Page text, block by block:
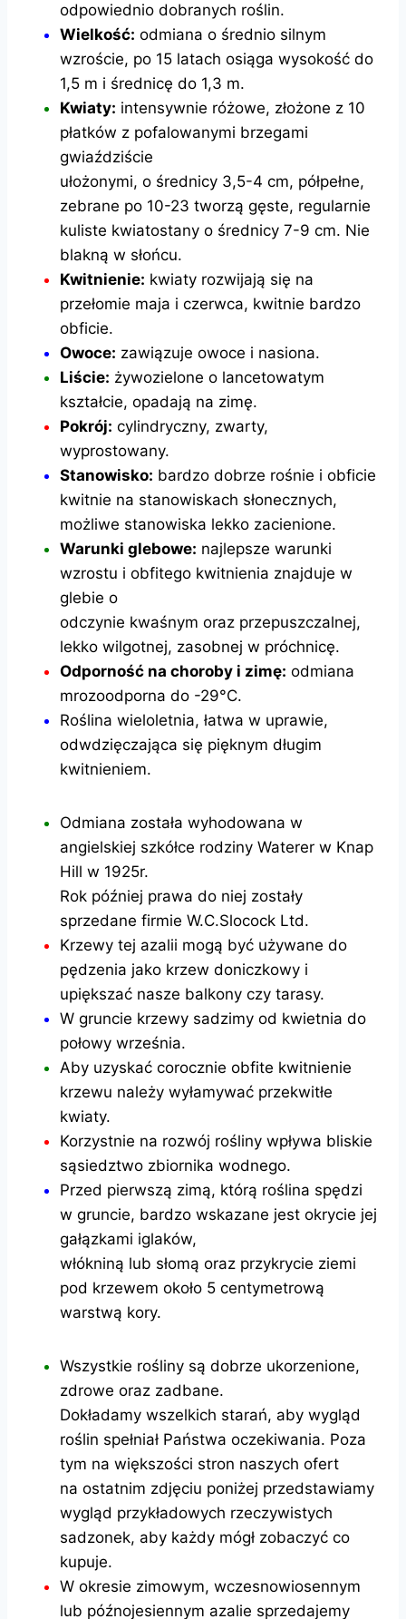
odpowiednio dobranych roślin.
Wielkość: odmiana o średnio silnym
wzroście, po 15 latach osiąga wysokość do
1,5 m i średnicę do 1,3 m.
Kwiaty: intensywnie różowe, złożone z 10
płatków z pofalowanymi brzegami
gwiaździście
ułożonymi, o średnicy 3,5-4 cm, półpełne,
zebrane po 10-23 tworzą gęste, regularnie
kuliste kwiatostany o średnicy 7-9 cm. Nie
blakną w słońcu.
Kwitnienie: kwiaty rozwijają się na
przełomie maja i czerwca, kwitnie bardzo
obficie.
Owoce: zawiązuje owoce i nasiona.
Liście: żywozielone o lancetowatym
kształcie, opadają na zimę.
Pokrój: cylindryczny, zwarty,
wyprostowany.
Stanowisko: bardzo dobrze rośnie i obficie
kwitnie na stanowiskach słonecznych,
możliwe stanowiska lekko zacienione.
Warunki glebowe: najlepsze warunki
wzrostu i obfitego kwitnienia znajduje w
glebie o
odczynie kwaśnym oraz przepuszczalnej,
lekko wilgotnej, zasobnej w próchnicę.
Odporność na choroby i zimę: odmiana
mrozoodporna do -29°C.
Roślina wieloletnia, łatwa w uprawie,
odwdzięczająca się pięknym długim
kwitnieniem.
Odmiana została wyhodowana w
angielskiej szkółce rodziny Waterer w Knap
Hill w 1925r.
Rok później prawa do niej zostały
sprzedane firmie W.C.Slocock Ltd.
Krzewy tej azalii mogą być używane do
pędzenia jako krzew doniczkowy i
upiększać nasze balkony czy tarasy.
W gruncie krzewy sadzimy od kwietnia do
połowy września.
Aby uzyskać corocznie obfite kwitnienie
krzewu należy wyłamywać przekwitłe
kwiaty.
Korzystnie na rozwój rośliny wpływa bliskie
sąsiedztwo zbiornika wodnego.
Przed pierwszą zimą, którą roślina spędzi
w gruncie, bardzo wskazane jest okrycie jej
gałązkami iglaków,
włókniną lub słomą oraz przykrycie ziemi
pod krzewem około 5 centymetrową
warstwą kory.
Wszystkie rośliny są dobrze ukorzenione,
zdrowe oraz zadbane.
Dokładamy wszelkich starań, aby wygląd
roślin spełniał Państwa oczekiwania. Poza
tym na większości stron naszych ofert
na ostatnim zdjęciu poniżej przedstawiamy
wygląd przykładowych rzeczywistych
sadzonek, aby każdy mógł zobaczyć co
kupuje.
W okresie zimowym, wczesnowiosennym
lub późnojesiennym azalie sprzedajemy